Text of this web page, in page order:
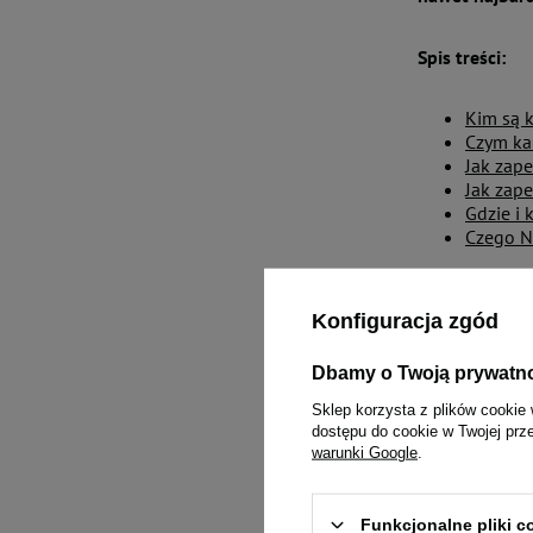
Spis treści:
Kim są
Czym
Jak
Jak
Gdzie i
Czego
Kim są
Koty wolno
gatunek
zewnątrz to
dawna żyje
Konfiguracja zgód
Dbamy o Twoją
Sklep korzysta z plików cookie
dostępu do cookie w Twojej
warunki Google
Funkcjonalne pliki